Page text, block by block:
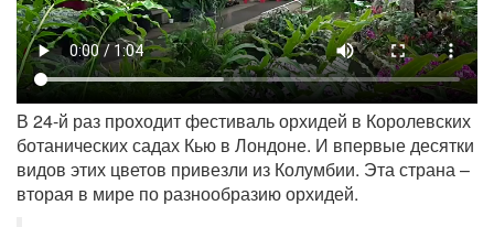
В 24-й раз проходит фестиваль орхидей в Королевских
ботанических садах Кью в Лондоне. И впервые десятки
видов этих цветов привезли из Колумбии. Эта страна –
вторая в мире по разнообразию орхидей.